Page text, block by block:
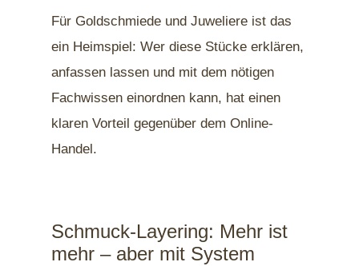
Für Goldschmiede und Juweliere ist das
ein Heimspiel: Wer diese Stücke erklären,
anfassen lassen und mit dem nötigen
Fachwissen einordnen kann, hat einen
klaren Vorteil gegenüber dem Online-
Handel.
Schmuck-Layering: Mehr ist
mehr – aber mit System